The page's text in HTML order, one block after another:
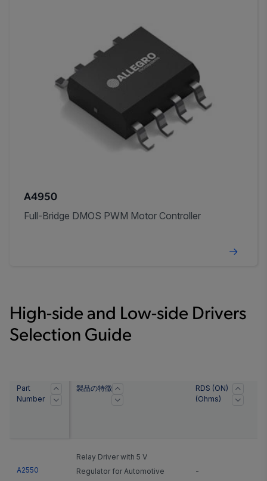
A4950
Full-Bridge DMOS PWM Motor Controller
High-side and Low-side Drivers
Selection Guide
Part
Number
製品の特徴
RDS (ON)
(Ohms)
A2550
Relay Driver with 5 V
Regulator for Automotive
-